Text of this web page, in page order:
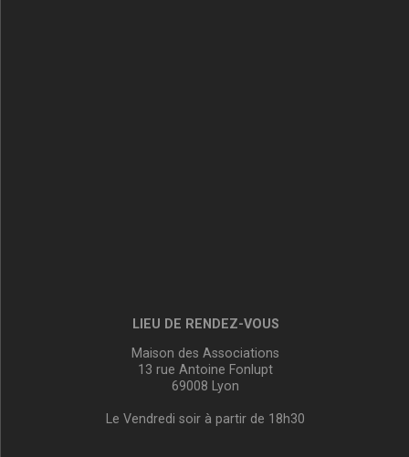
LIEU DE RENDEZ-VOUS
Maison des Associations
13 rue Antoine Fonlupt
69008 Lyon
Le Vendredi soir à partir de 18h30